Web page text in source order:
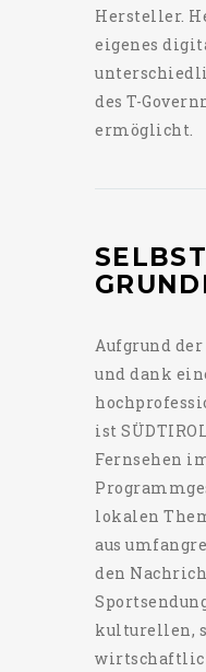
Hersteller.
eigenes
des T-
ermöglicht.
Aufgrund der
und dank
ist
Fernsehen
lokalen
aus
den
kulturellen,